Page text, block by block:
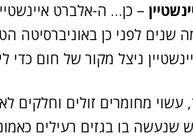
– כן… ה-אלברט
שנים לפני כן באוניברסיטה
ניצל מקור של חום כדי
מחומרים זולים וחלקים
בו בגזים רעילים